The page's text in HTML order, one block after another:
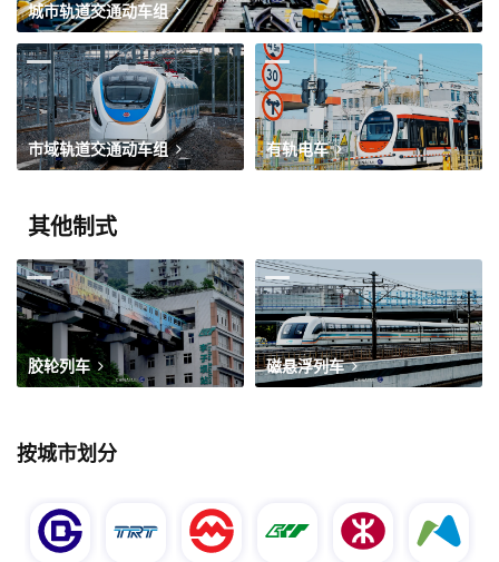
城市轨道交通动车组
市域轨道交通动车组 有轨电车
其他制式
胶轮列车 磁悬浮列车
按城市划分